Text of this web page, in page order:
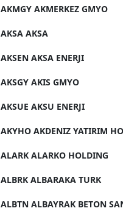
AKMGY AKMERKEZ GMYO
AKSA AKSA
AKSEN AKSA ENERJI
AKSGY AKIS GMYO
AKSUE AKSU ENERJI
AKYHO AKDENIZ YATIRIM
ALARK ALARKO HOLDING
ALBRK ALBARAKA TURK
ALBTN ALBAYRAK BETON